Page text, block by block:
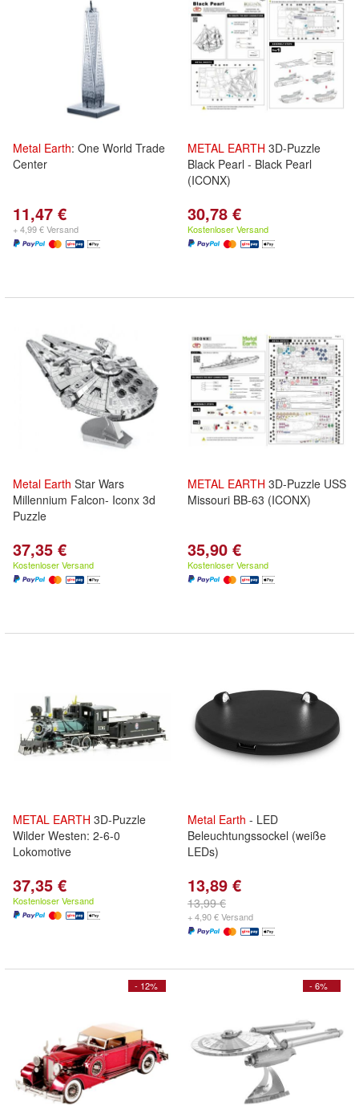
Metal Earth: One World Trade
Center
11,47 €
+ 4,99 € Versand
METAL EARTH 3D-Puzzle
Black Pearl - Black Pearl
(ICONX)
30,78 €
Kostenloser Versand
Metal Earth Star Wars
Millennium Falcon- Iconx 3d
Puzzle
37,35 €
Kostenloser Versand
METAL EARTH 3D-Puzzle USS
Missouri BB-63 (ICONX)
35,90 €
Kostenloser Versand
METAL EARTH 3D-Puzzle
Wilder Westen: 2-6-0
Lokomotive
37,35 €
Kostenloser Versand
Metal Earth - LED
Beleuchtungssockel (weiße
LEDs)
13,89 €
13,99 €
+ 4,90 € Versand
- 12% - 6%